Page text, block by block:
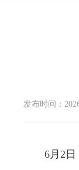
发布时间：
6月2日，